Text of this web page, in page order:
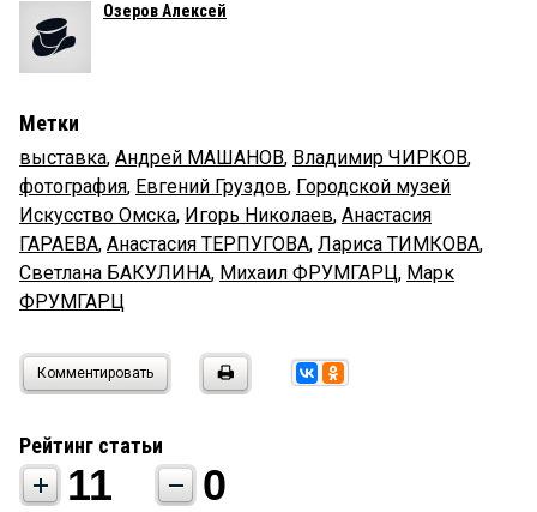
Озеров Алексей
Метки
выставка, Андрей МАШАНОВ, Владимир ЧИРКОВ,
фотография, Евгений Груздов, Городской музей
Искусство Омска, Игорь Николаев, Анастасия
ГАРАЕВА, Анастасия ТЕРПУГОВА, Лариса ТИМКОВА,
Светлана БАКУЛИНА, Михаил ФРУМГАРЦ, Марк
ФРУМГАРЦ
Комментировать
Рейтинг статьи
11 0